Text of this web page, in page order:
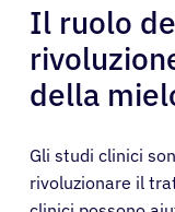
Il ruolo
della
Gli studi clinici
rivoluzionare il